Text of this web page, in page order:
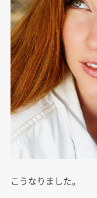
こうなりました。